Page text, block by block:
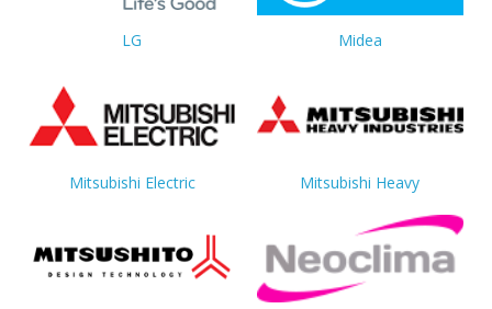
LG Midea
Mitsubishi Electric Mitsubishi Heavy